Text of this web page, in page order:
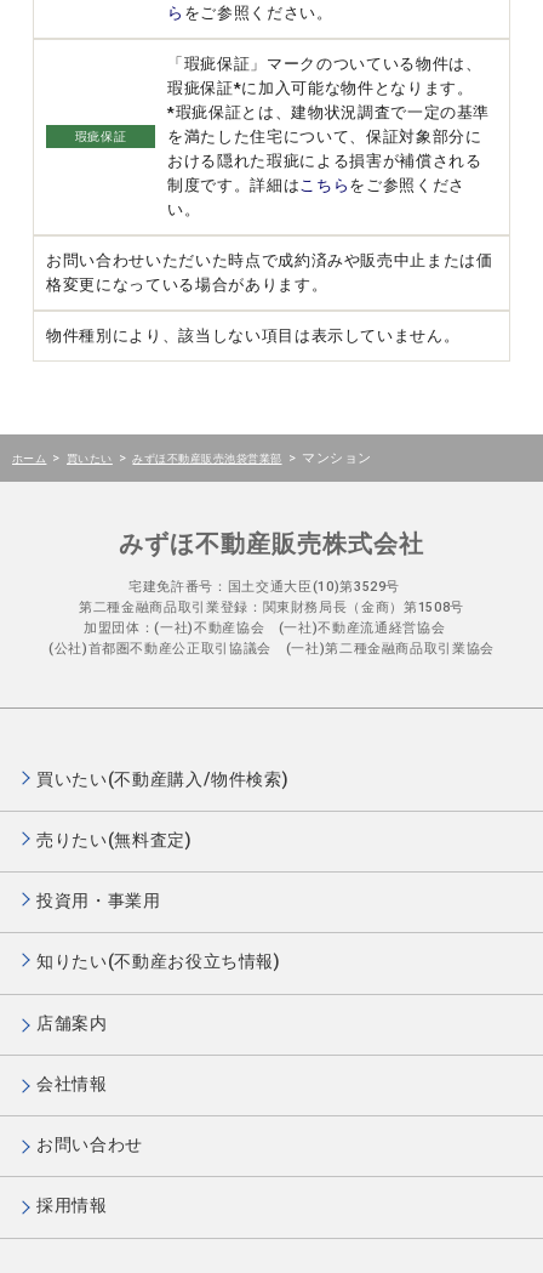
ら をご参照ください。
瑕疵保証
「瑕疵保証」マークのついている物件は、
瑕疵保証*に加入可能な物件となります。
*瑕疵保証とは、建物状況調査で一定の基準
を満たした住宅について、保証対象部分に
おける隠れた瑕疵による損害が補償される
制度です。詳細は こちら をご参照くださ
い。
お問い合わせいただいた時点で成約済みや販売中止または価
格変更になっている場合があります。
物件種別により、該当しない項目は表示していません。
ホーム > 買いたい > みずほ不動産販売池袋営業部 > マンション
みずほ不動産販売株式会社
宅建免許番号：国土交通大臣(10)第3529号
第二種金融商品取引業登録：関東財務局長（金商）第1508号
加盟団体：(一社)不動産協会 (一社)不動産流通経営協会
(公社)首都圏不動産公正取引協議会 (一社)第二種金融商品取引業協会
買いたい(不動産購入/物件検索)
売りたい(無料査定)
投資用・事業用
知りたい(不動産お役立ち情報)
店舗案内
会社情報
お問い合わせ
採用情報